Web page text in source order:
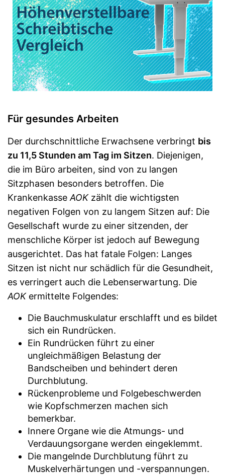
Für gesundes Arbeiten
Der durchschnittliche Erwachsene verbringt bis
zu 11,5 Stunden am Tag im Sitzen. Diejenigen,
die im Büro arbeiten, sind von zu langen
Sitzphasen besonders betroffen. Die
KrankenkasseAOKzählt die wichtigsten
negativen Folgen von zu langem Sitzen auf: Die
Gesellschaft wurde zu einer sitzenden, der
menschliche Körper ist jedoch auf Bewegung
ausgerichtet. Das hat fatale Folgen: Langes
Sitzen ist nicht nur schädlich für die Gesundheit,
es verringert auch die Lebenserwartung. Die
AOKermittelte Folgendes:
Die Bauchmuskulatur erschlafft und es bildet
sich ein Rundrücken.
Ein Rundrücken führt zu einer
ungleichmäßigen Belastung der
Bandscheiben und behindert deren
Durchblutung.
Rückenprobleme und Folgebeschwerden
wie Kopfschmerzen machen sich
bemerkbar.
Innere Organe wie die Atmungs- und
Verdauungsorgane werden eingeklemmt.
Die mangelnde Durchblutung führt zu
Muskelverhärtungen und -verspannungen.